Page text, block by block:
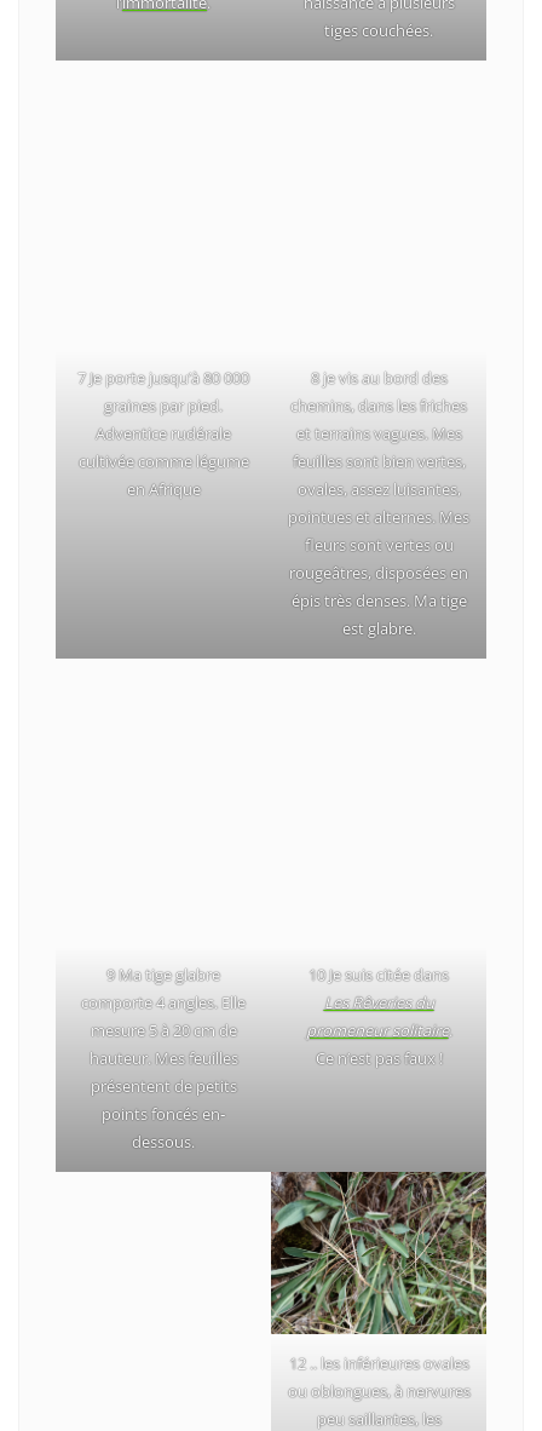
tiges couchées.
7 Je porte jusqu’à 80 000
graines par pied.
Adventice rudérale
cultivée comme légume
en Afrique
8 je vis au bord des
chemins, dans les friches
et terrains vagues. Mes
feuilles sont bien vertes,
ovales, assez luisantes,
pointues et alternes. Mes
fleurs sont vertes ou
rougeâtres, disposées en
épis très denses. Ma tige
est glabre.
9 Ma tige glabre
comporte 4 angles. Elle
mesure 5 à 20 cm de
hauteur. Mes feuilles
présentent de petits
points foncés en‐
dessous.
10 Je suis citée dans
Les Rêveries du
promeneur solitaire.
Ce n’est pas faux !
12 .. les inférieures ovales
ou oblongues, à nervures
peu saillantes, les